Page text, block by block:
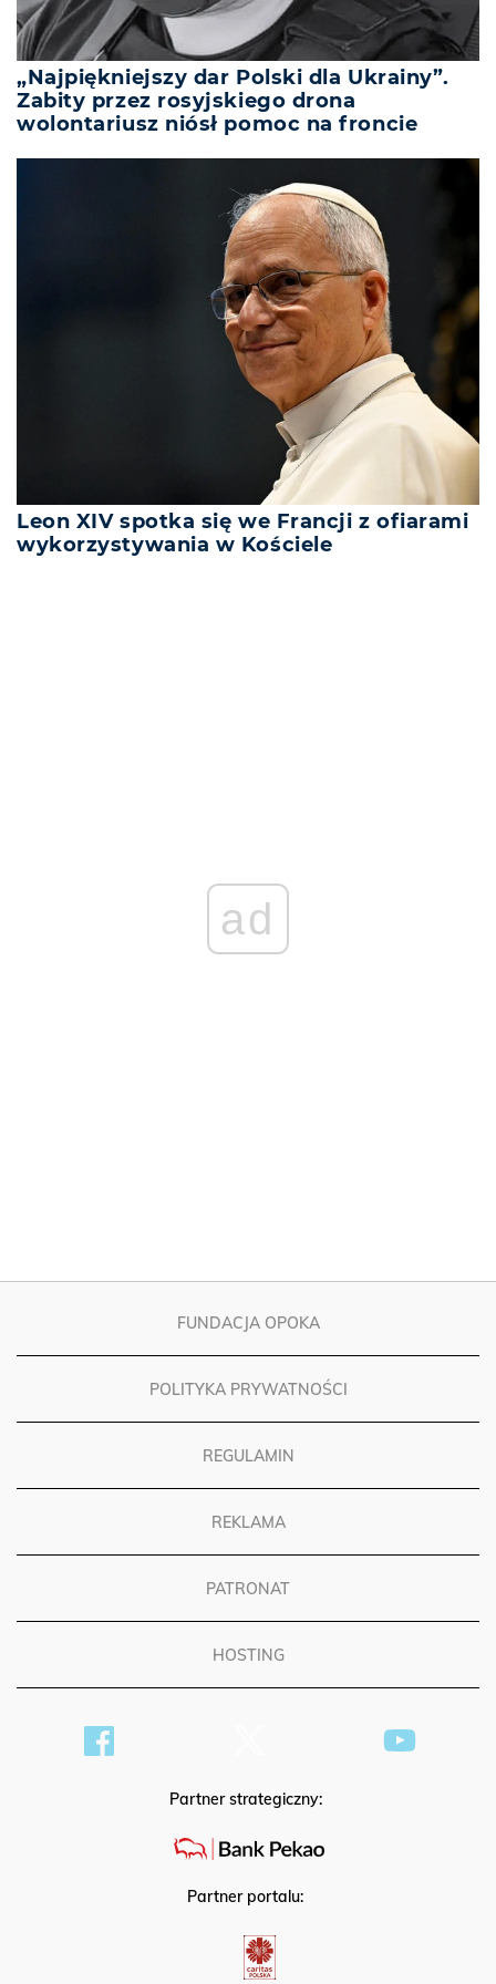
„Najpiękniejszy dar Polski dla Ukrainy”.
Zabity przez rosyjskiego drona
wolontariusz niósł pomoc na froncie
Leon XIV spotka się we Francji z ofiarami
wykorzystywania w Kościele
FUNDACJA OPOKA
POLITYKA PRYWATNOŚCI
REGULAMIN
REKLAMA
PATRONAT
HOSTING
Partner strategiczny:
Partner portalu: